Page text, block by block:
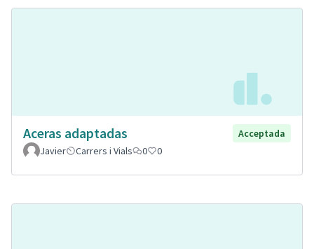
Aceras adaptadas
Acceptada
Javier
Carrers i Vials 0 0